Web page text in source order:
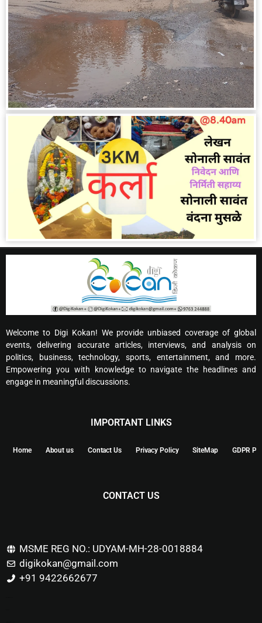
Welcome to Digi Kokan! We provide unbiased coverage of global
events, delivering accurate articles, interviews, and analysis on
politics, business, technology, sports, entertainment, and more.
Empowering you with knowledge to navigate the headlines and
engage in meaningful discussions.
IMPORTANT LINKS
Home About us Contact Us Privacy Policy SiteMap GDPR
CONTACT US
MSME REG NO.: UDYAM-MH-28-0018884
digikokan@gmail.com
+91 9422662677